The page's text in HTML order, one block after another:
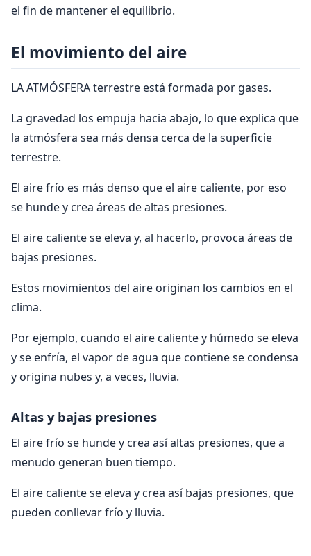
el fin de mantener el equilibrio.
El movimiento del aire
LA ATMÓSFERA terrestre está formada por gases.
La gravedad los empuja hacia abajo, lo que explica que
la atmósfera sea más densa cerca de la superficie
terrestre.
El aire frío es más denso que el aire caliente, por eso
se hunde y crea áreas de altas presiones.
El aire caliente se eleva y, al hacerlo, provoca áreas de
bajas presiones.
Estos movimientos del aire originan los cambios en el
clima.
Por ejemplo, cuando el aire caliente y húmedo se eleva
y se enfría, el vapor de agua que contiene se condensa
y origina nubes y, a veces, lluvia.
Altas y bajas presiones
El aire frío se hunde y crea así altas presiones, que a
menudo generan buen tiempo.
El aire caliente se eleva y crea así bajas presiones, que
pueden conllevar frío y lluvia.